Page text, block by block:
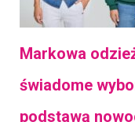
Markowa
świadome
podstawą